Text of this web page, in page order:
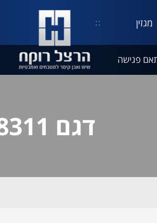
מגזין
פגישה
דגם 8311